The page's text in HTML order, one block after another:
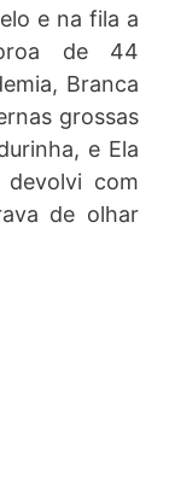
e na fila a
de 44
Branca
grossas
e Ela
com
de olhar